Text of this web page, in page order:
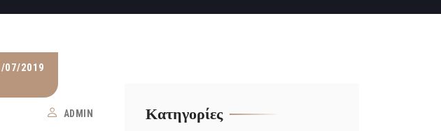
07/2019
ADMIN Kατηγορίες